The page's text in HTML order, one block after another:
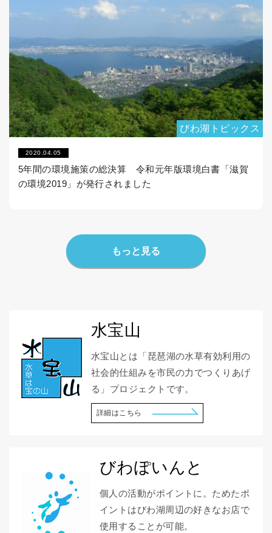
びわ湖トピックス
2020.04.05
5年間の環境施策の総決算 令和元年版環境白書「滋賀
の環境2019」が発行されました
もっと見る
水宝山
水宝山とは「琵琶湖の水草有効利用の
社会的仕組みを市民の力でつくりあげ
る」プロジェクトです。
詳細はこちら
びわぽいんと
個人の活動がポイントに。ためたポ
イントはびわ湖周辺の好きなお店で
使用することが可能。